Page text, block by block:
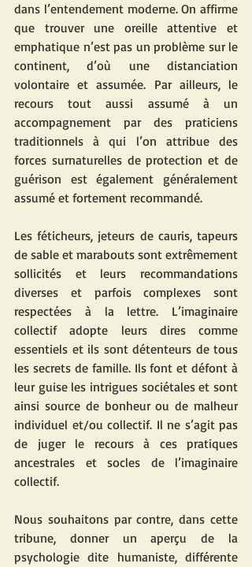
dans l’entendement moderne. On affirme
que trouver une oreille attentive et
emphatique n’est pas un problème sur le
continent, d’où une distanciation
volontaire et assumée. Par ailleurs, le
recours tout aussi assumé à un
accompagnement par des praticiens
traditionnels à qui l’on attribue des
forces surnaturelles de protection et de
guérison est également généralement
assumé et fortement recommandé.
Les féticheurs, jeteurs de cauris, tapeurs
de sable et marabouts sont extrêmement
sollicités et leurs recommandations
diverses et parfois complexes sont
respectées à la lettre. L’imaginaire
collectif adopte leurs dires comme
essentiels et ils sont détenteurs de tous
les secrets de famille. Ils font et défont à
leur guise les intrigues sociétales et sont
ainsi source de bonheur ou de malheur
individuel et/ou collectif. Il ne s’agit pas
de juger le recours à ces pratiques
ancestrales et socles de l’imaginaire
collectif.
Nous souhaitons par contre, dans cette
tribune, donner un aperçu de la
psychologie dite humaniste, différente